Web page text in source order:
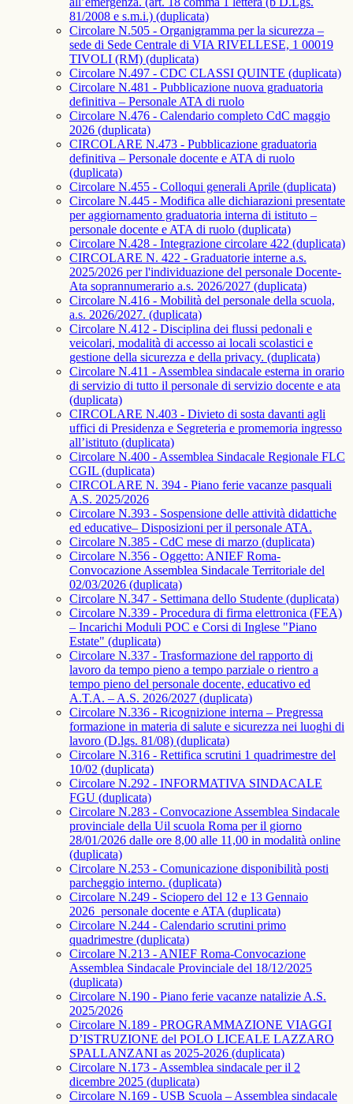
81/2008 e s.m.i.) (duplicata)
Circolare N.505 - Organigramma per la sicurezza –
sede di Sede Centrale di VIA RIVELLESE, 1 00019
TIVOLI (RM) (duplicata)
Circolare N.497 - CDC CLASSI QUINTE (duplicata)
Circolare N.481 - Pubblicazione nuova graduatoria
definitiva – Personale ATA di ruolo
Circolare N.476 - Calendario completo CdC maggio
2026 (duplicata)
CIRCOLARE N.473 - Pubblicazione graduatoria
definitiva – Personale docente e ATA di ruolo
(duplicata)
Circolare N.455 - Colloqui generali Aprile (duplicata)
Circolare N.445 - Modifica alle dichiarazioni presentate
per aggiornamento graduatoria interna di istituto –
personale docente e ATA di ruolo (duplicata)
Circolare N.428 - Integrazione circolare 422 (duplicata)
CIRCOLARE N. 422 - Graduatorie interne a.s.
2025/2026 per l'individuazione del personale Docente-
Ata soprannumerario a.s. 2026/2027 (duplicata)
Circolare N.416 - Mobilità del personale della scuola,
a.s. 2026/2027. (duplicata)
Circolare N.412 - Disciplina dei flussi pedonali e
veicolari, modalità di accesso ai locali scolastici e
gestione della sicurezza e della privacy. (duplicata)
Circolare N.411 - Assemblea sindacale esterna in orario
di servizio di tutto il personale di servizio docente e ata
(duplicata)
CIRCOLARE N.403 - Divieto di sosta davanti agli
uffici di Presidenza e Segreteria e promemoria ingresso
all’istituto (duplicata)
Circolare N.400 - Assemblea Sindacale Regionale FLC
CGIL (duplicata)
CIRCOLARE N. 394 - Piano ferie vacanze pasquali
A.S. 2025/2026
Circolare N.393 - Sospensione delle attività didattiche
ed educative– Disposizioni per il personale ATA.
Circolare N.385 - CdC mese di marzo (duplicata)
Circolare N.356 - Oggetto: ANIEF Roma-
Convocazione Assemblea Sindacale Territoriale del
02/03/2026 (duplicata)
Circolare N.347 - Settimana dello Studente (duplicata)
Circolare N.339 - Procedura di firma elettronica (FEA)
– Incarichi Moduli POC e Corsi di Inglese "Piano
Estate" (duplicata)
Circolare N.337 - Trasformazione del rapporto di
lavoro da tempo pieno a tempo parziale o rientro a
tempo pieno del personale docente, educativo ed
A.T.A. – A.S. 2026/2027 (duplicata)
Circolare N.336 - Ricognizione interna – Pregressa
formazione in materia di salute e sicurezza nei luoghi di
lavoro (D.lgs. 81/08) (duplicata)
Circolare N.316 - Rettifica scrutini 1 quadrimestre del
10/02 (duplicata)
Circolare N.292 - INFORMATIVA SINDACALE
FGU (duplicata)
Circolare N.283 - Convocazione Assemblea Sindacale
provinciale della Uil scuola Roma per il giorno
28/01/2026 dalle ore 8,00 alle 11,00 in modalità online
(duplicata)
Circolare N.253 - Comunicazione disponibilità posti
parcheggio interno. (duplicata)
Circolare N.249 - Sciopero del 12 e 13 Gennaio
2026_personale docente e ATA (duplicata)
Circolare N.244 - Calendario scrutini primo
quadrimestre (duplicata)
Circolare N.213 - ANIEF Roma-Convocazione
Assemblea Sindacale Provinciale del 18/12/2025
(duplicata)
Circolare N.190 - Piano ferie vacanze natalizie A.S.
2025/2026
Circolare N.189 - PROGRAMMAZIONE VIAGGI
D’ISTRUZIONE del POLO LICEALE LAZZARO
SPALLANZANI as 2025-2026 (duplicata)
Circolare N.173 - Assemblea sindacale per il 2
dicembre 2025 (duplicata)
Circolare N.169 - USB Scuola – Assemblea sindacale